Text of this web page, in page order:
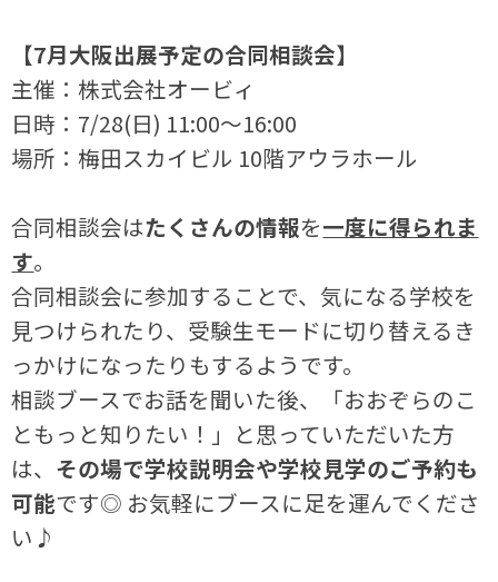
【7月大阪出展予定の合同相談会】
主催：株式会社オービィ
日時：7/28(日) 11:00～16:00
場所：梅田スカイビル 10階アウラホール
合同相談会はたくさんの情報を一度に得られま
す。
合同相談会に参加することで、気になる学校を
見つけられたり、受験生モードに切り替えるき
っかけになったりもするようです。
相談ブースでお話を聞いた後、「おおぞらのこ
ともっと知りたい！」と思っていただいた方
は、 その場で学校説明会や学校見学のご予約も
可能です◎ お気軽にブースに足を運んでくださ
い♪